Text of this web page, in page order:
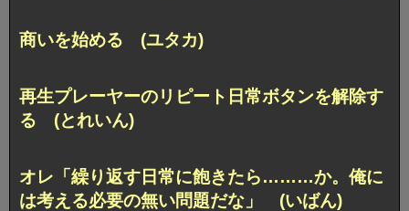
商いを始める (ユタカ)
再生プレーヤーのリピート日常ボタンを解除す
る (とれいん)
オレ「繰り返す日常に飽きたら………か。 俺に
は考える必要の無い問題だな」 (いばん)